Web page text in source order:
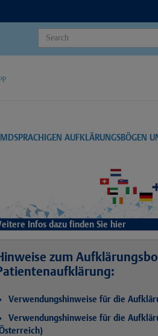
AUFKLÄRUNGSBÖGEN
Infos dazu finden Sie hier
zum
Verwendungshinweise für die
Verwendungshinweise für die